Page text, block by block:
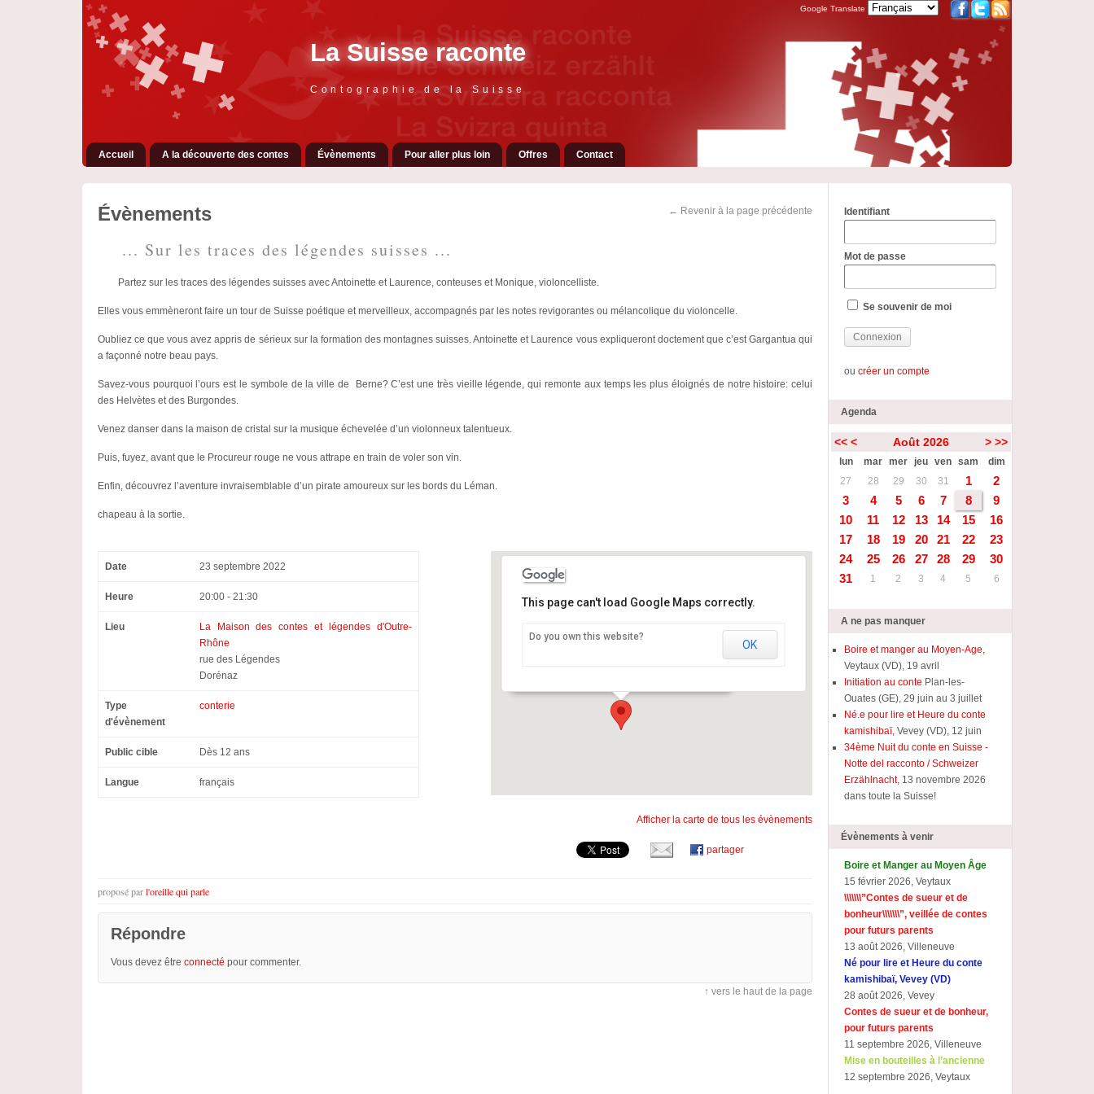
La Suisse raconte
Contographie de la Suisse
Google Translate
Accueil A la découverte des contes Évènements Pour aller plus loin Offres Contact
← Revenir à la page précédente
Évènements
... Sur les traces des légendes suisses ...
Partez sur les traces des légendes suisses avec Antoinette et Laurence, conteuses et Monique, violoncelliste.
Elles vous emmèneront faire un tour de Suisse poétique et merveilleux, accompagnés par les notes revigorantes ou mélancolique du violoncelle.
Oubliez ce que vous avez appris de sérieux sur la formation des montagnes suisses. Antoinette et Laurence vous expliqueront doctement que c’est Gargantua qui
a façonné notre beau pays.
Savez-vous pourquoi l’ours est le symbole de la ville de Berne? C’est une très vieille légende, qui remonte aux temps les plus éloignés de notre histoire: celui
des Helvètes et des Burgondes.
Venez danser dans la maison de cristal sur la musique échevelée d’un violonneux talentueux.
Puis, fuyez, avant que le Procureur rouge ne vous attrape en train de voler son vin.
Enfin, découvrez l’aventure invraisemblable d’un pirate amoureux sur les bords du Léman.
chapeau à la sortie.
Date 23 septembre 2022
Heure 20:00 - 21:30
Lieu
La Maison des contes et légendes d'Outre-
Rhône
rue des Légendes
Dorénaz
Type
d'évènement
conterie
Public cible Dès 12 ans
Langue français
This page can't load Google Maps correctly.
Do you own this website?
OK
Afficher la carte de tous les évènements
partager
proposé parl'oreille qui parle
Répondre
Vous devez être connecté pour commenter.
↑ vers le haut de la page
Identifiant
Mot de passe
Se souvenir de moi
oucréer un compte
Agenda
<< < Août 2026 > >>
lun mar mer jeu ven sam
dim
27
28 29 30 31 1
2
3
4 5 6 7 8
9
10
11 12 13 14 15
16
17
18 19 20 21 22
23
24
25 26 27 28 29
30
31
1 2 3 4 5 6
A ne pas manquer
Boire et manger au Moyen-Age,
Veytaux (VD), 19 avril
Initiation au conte Plan-les-
Ouates (GE), 29 juin au 3 juillet
Né.e pour lire et Heure du conte
kamishibaï, Vevey (VD), 12 juin
34ème Nuit du conte en Suisse -
Notte del racconto / Schweizer
Erzählnacht, 13 novembre 2026
dans toute la Suisse!
Évènements à venir
Boire et Manger au Moyen Âge
15 février 2026, Veytaux
\\\\\\\”Contes de sueur et de
bonheur\\\\\\\”, veillée de contes
pour futurs parents
13 août 2026, Villeneuve
Né pour lire et Heure du conte
kamishibaï, Vevey (VD)
28 août 2026, Vevey
Contes de sueur et de bonheur,
pour futurs parents
11 septembre 2026, Villeneuve
Mise en bouteilles à l’ancienne
12 septembre 2026, Veytaux